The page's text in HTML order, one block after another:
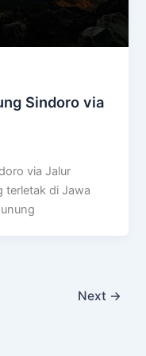
Sindoro via
via Jalur
terletak di Jawa
Next →